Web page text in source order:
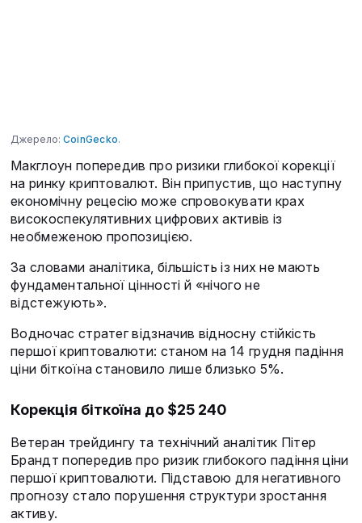
Джерело: CoinGecko.
Макглоун попередив про ризики глибокої корекції
на ринку криптовалют. Він припустив, що наступну
економічну рецесію може спровокувати крах
високоспекулятивних цифрових активів із
необмеженою пропозицією.
За словами аналітика, більшість із них не мають
фундаментальної цінності й «нічого не
відстежують».
Водночас стратег відзначив відносну стійкість
першої криптовалюти: станом на 14 грудня падіння
ціни біткоїна становило лише близько 5%.
Корекція біткоїна до $25 240
Ветеран трейдингу та технічний аналітик Пітер
Брандт попередив про ризик глибокого падіння ціни
першої криптовалюти. Підставою для негативного
прогнозу стало порушення структури зростання
активу.